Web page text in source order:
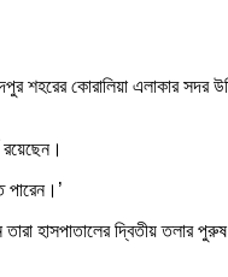
শহরের কোরালিয়া এলাকার সদর
পারেন।’
হাসপাতালের দ্বিতীয় তলার পুরুষ